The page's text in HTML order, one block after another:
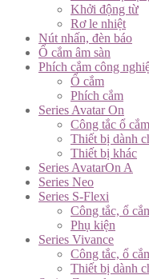
Khởi động từ
Rơ le nhiệt
Nút nhấn, đèn báo
Ổ cắm âm sàn
Phích cắm công
Ổ cắm
Phích cắm
Series Avatar On
Công tắc ổ cắm
Thiết bị dành
Thiết bị khác
Series AvatarOn A
Series Neo
Series S-Flexi
Công tắc, ổ
Phụ kiện
Series Vivance
Công tắc, ổ
Thiết bị dành